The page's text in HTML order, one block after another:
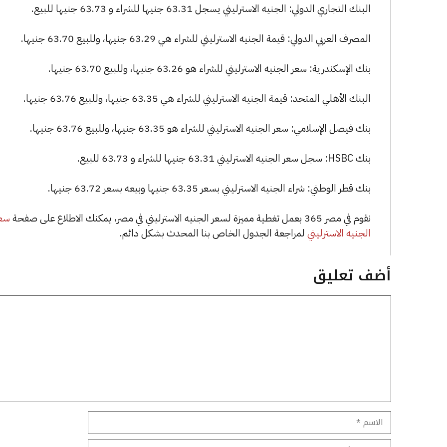
البنك التجاري الدولي: الجنيه الاسترليني يسجل 63.31 جنيها للشراء و 63.73 جنيها للبيع.
المصرف العربي الدولي: قيمة الجنيه الاسترليني للشراء هي 63.29 جنيها، وللبيع 63.70 جنيها.
بنك الإسكندرية: سعر الجنيه الاسترليني للشراء هو 63.26 جنيها، وللبيع 63.70 جنيها.
البنك الأهلي المتحد: قيمة الجنيه الاسترليني للشراء هي 63.35 جنيها، وللبيع 63.76 جنيها.
بنك فيصل الإسلامي: سعر الجنيه الاسترليني للشراء هو 63.35 جنيها، وللبيع 63.76 جنيها.
بنك HSBC: سجل سعر الجنيه الاسترليني 63.31 جنيها للشراء و 63.73 للبيع.
بنك قطر الوطني: شراء الجنيه الاسترليني بسعر 63.35 جنيها وبيعه بسعر 63.72 جنيها.
نقوم في مصر 365 بعمل تغطية مميزة لسعر الجنيه الاسترليني في مصر، يمكنك الاطلاع على صفحة
الجنيه الاسترليني لمراجعة الجدول الخاص بنا المحدث بشكل دائم.
أضف تعليق
الاسم